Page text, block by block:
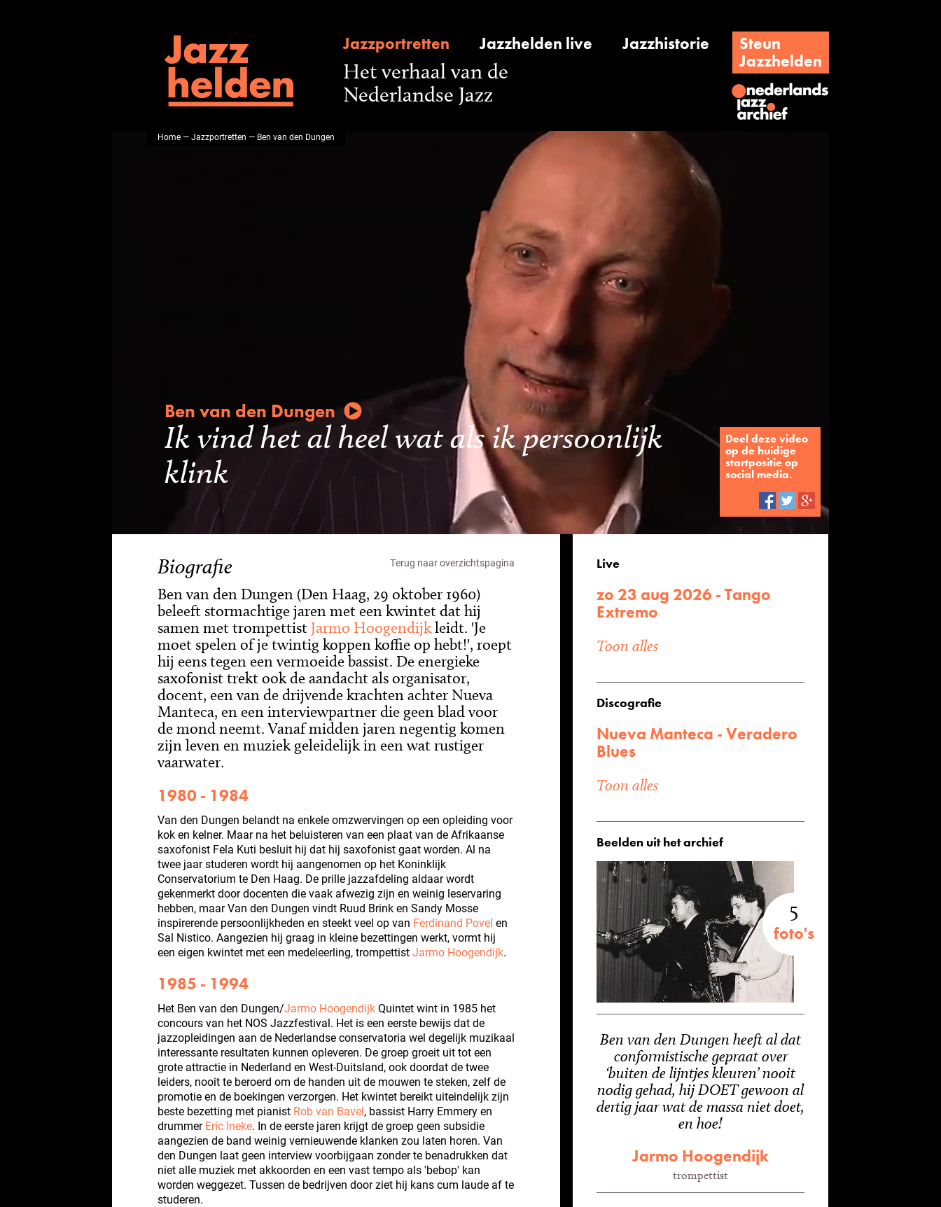
Jazzportretten Jazzhelden live Jazzhistorie
Steun
Jazzhelden
Het verhaal van de
Nederlandse Jazz
Home—Jazzportretten — Ben van den Dungen
Ben van den Dungen
Ik vind het al heel wat als ik persoonlijk
klink
Deel deze video
op de huidige
startpositie op
social media.
Biografie Terug naar overzichtspagina
Ben van den Dungen (Den Haag, 29 oktober 1960)
beleeft stormachtige jaren met een kwintet dat hij
samen met trompettist Jarmo Hoogendijkleidt. 'Je
moet spelen of je twintig koppen koffie op hebt!', roept
hij eens tegen een vermoeide bassist. De energieke
saxofonist trekt ook de aandacht als organisator,
docent, een van de drijvende krachten achter Nueva
Manteca, en een interviewpartner die geen blad voor
de mond neemt. Vanaf midden jaren negentig komen
zijn leven en muziek geleidelijk in een wat rustiger
vaarwater.
1980 - 1984
Van den Dungen belandt na enkele omzwervingen op een opleiding voor
kok en kelner. Maar na het beluisteren van een plaat van de Afrikaanse
saxofonist Fela Kuti besluit hij dat hij saxofonist gaat worden. Al na
twee jaar studeren wordt hij aangenomen op het Koninklijk
Conservatorium te Den Haag. De prille jazzafdeling aldaar wordt
gekenmerkt door docenten die vaak afwezig zijn en weinig leservaring
hebben, maar Van den Dungen vindt Ruud Brink en Sandy Mosse
inspirerende persoonlijkheden en steekt veel op van Ferdinand Povel en
Sal Nistico. Aangezien hij graag in kleine bezettingen werkt, vormt hij
een eigen kwintet met een medeleerling, trompettistJarmo Hoogendijk.
1985 - 1994
Het Ben van den Dungen/Jarmo HoogendijkQuintet wint in 1985 het
concours van het NOS Jazzfestival. Het is een eerste bewijs dat de
jazzopleidingen aan de Nederlandse conservatoria wel degelijk muzikaal
interessante resultaten kunnen opleveren. De groep groeit uit tot een
grote attractie in Nederland en West-Duitsland, ook doordat de twee
leiders, nooit te beroerd om de handen uit de mouwen te steken, zelf de
promotie en de boekingen verzorgen. Het kwintet bereikt uiteindelijk zijn
beste bezetting met pianist Rob van Bavel, bassist Harry Emmery en
drummerEric Ineke. In de eerste jaren krijgt de groep geen subsidie
aangezien de band weinig vernieuwende klanken zou laten horen. Van
den Dungen laat geen interview voorbijgaan zonder te benadrukken dat
niet alle muziek met akkoorden en een vast tempo als 'bebop' kan
worden weggezet. Tussen de bedrijven door ziet hij kans cum laude af te
studeren.
Live
zo 23 aug 2026 - Tango
Extremo
Toon alles
Discografie
Nueva Manteca - Veradero
Blues
Toon alles
Beelden uit het archief
5
foto's
Ben van den Dungen heeft al dat
conformistische gepraat over
‘buiten de lijntjes kleuren’ nooit
nodig gehad, hij DOET gewoon al
dertig jaar wat de massa niet doet,
en hoe!
Jarmo Hoogendijk
trompettist